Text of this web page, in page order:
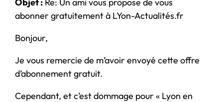
abonner gratuitement à LYon-Actualités.fr
Bonjour,
Je vous remercie de m’avoir envoyé cette offre
d’abonnement gratuit.
Cependant, et c’est dommage pour « Lyon en